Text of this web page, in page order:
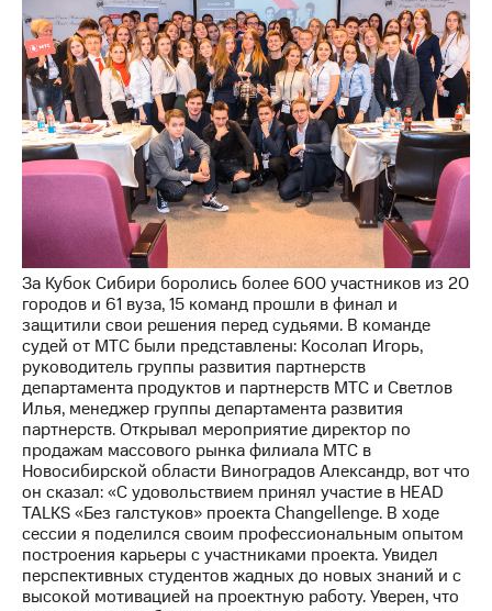
Финансовая
отчетность
Контакты
Новости
в
регионе
и акционерам
Корпоративное
управление
Корпоративный
секретарь
Раскрытие
информации
Информация
акционерам
Документы
ПАО
"МТС"
Собрания
акционеров
Личный
кабинет
акционера
Акционерный
капитал
За Кубок Сибири боролись более 600 участников из 20
городов и 61 вуза, 15 команд прошли в финал и
защитили свои решения перед судьями. В команде
судей от МТС были представлены: Косолап Игорь,
руководитель группы развития партнерств
департамента продуктов и партнерств МТС и Светлов
Илья, менеджер группы департамента развития
партнерств. Открывал мероприятие директор по
продажам массового рынка филиала МТС в
Новосибирской области Виноградов Александр, вот что
он сказал: «С удовольствием принял участие в HEAD
TALKS «Без галстуков» проекта Changellenge. В ходе
сессии я поделился своим профессиональным опытом
построения карьеры с участниками проекта. Увидел
перспективных студентов жадных до новых знаний и с
высокой мотивацией на проектную работу. Уверен, что